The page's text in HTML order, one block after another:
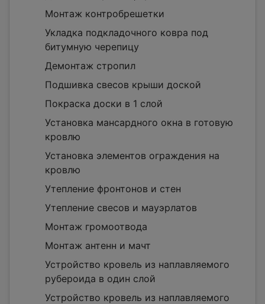
Монтаж контробрешетки
Укладка подкладочного ковра под
битумную черепицу
Демонтаж стропил
Подшивка свесов крыши доской
Покраска доски в 1 слой
Установка мансардного окна в готовую
кровлю
Установка элементов ограждения на
кровлю
Утепление фронтонов и стен
Утепление свесов и мауэрлатов
Монтаж громоотвода
Монтаж антенн и мачт
Устройство кровель из наплавляемого
рубероида в один слой
Устройство кровель из наплавляемого